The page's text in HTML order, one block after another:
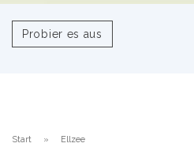
Probier es aus
Start Ellzee